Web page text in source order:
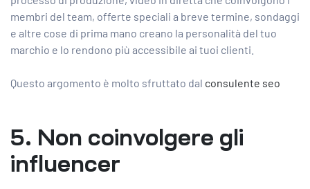
membri del team, offerte speciali a breve termine, sondaggi
e altre cose di prima mano creano la personalità del tuo
marchio e lo rendono più accessibile ai tuoi clienti.
Questo argomento è molto sfruttato dal consulente seo
5. Non coinvolgere gli
influencer